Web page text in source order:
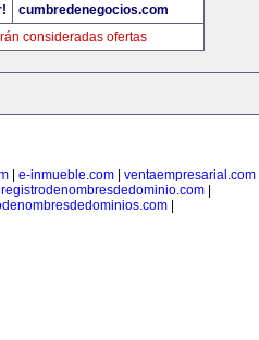
cumbredenegocios.com
consideradas ofertas
| e-inmueble.com| ventaempresarial.com|
registrodenombresdedominio.com
|